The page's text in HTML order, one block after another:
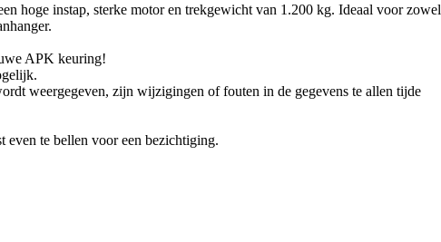
hoge instap, sterke motor en trekgewicht van 1.200 kg. Ideaal voor zowel
APK keuring!
weergegeven, zijn wijzigingen of fouten in de gegevens te allen tijde
even te bellen voor een bezichtiging.